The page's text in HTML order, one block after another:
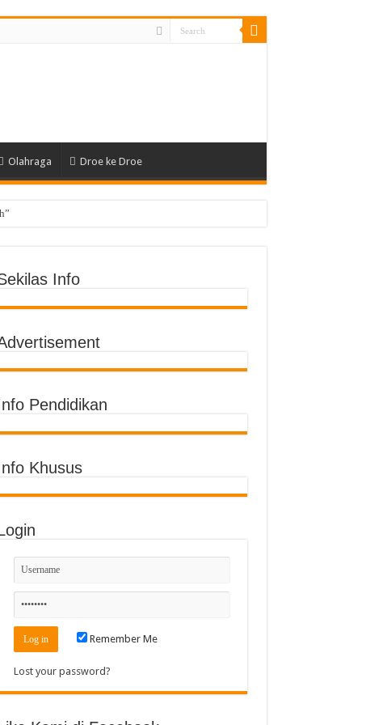
Olahraga Droe ke Droe
Info
Pendidikan
Khusus
Remember Me
Lost your password?